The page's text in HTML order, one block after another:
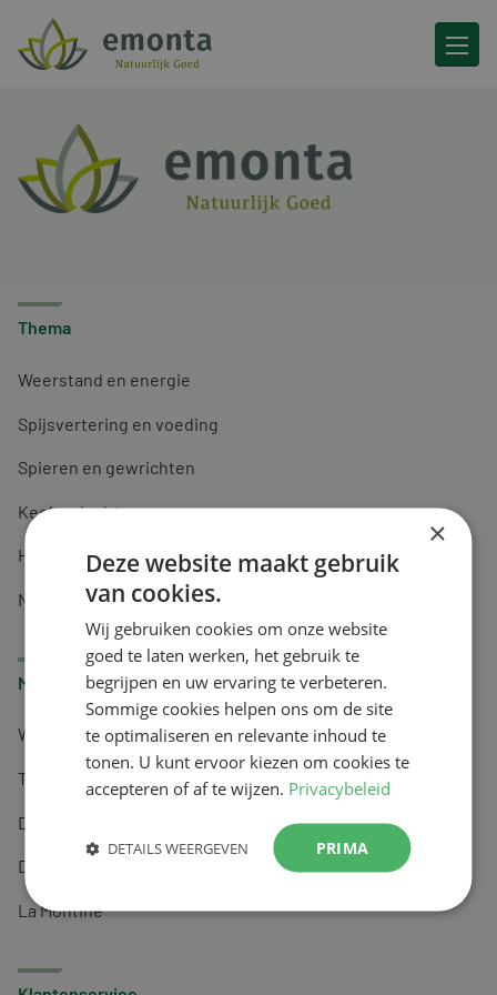
Ga naar de inhoud
Thema
Weerstand en energie
Spijsvertering en voeding
Spieren en gewrichten
Keel en luchtwegen
Huidverzorging
Nachtrust
Merken
Wapiti
Tai-Ginseng
Dermagíq
Draisma
La Montine
×
Deze website maakt gebruik
van cookies.
Wij gebruiken cookies om onze website
goed te laten werken, het gebruik te
begrijpen en uw ervaring te verbeteren.
Sommige cookies helpen ons om de site
te optimaliseren en relevante inhoud te
tonen. U kunt ervoor kiezen om cookies te
accepteren of af te wijzen. Privacybeleid
PRIMA
DETAILS WEERGEVEN